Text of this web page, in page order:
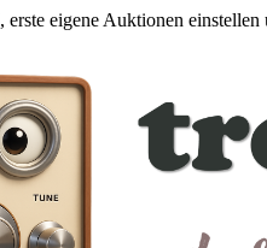
, erste eigene Auktionen